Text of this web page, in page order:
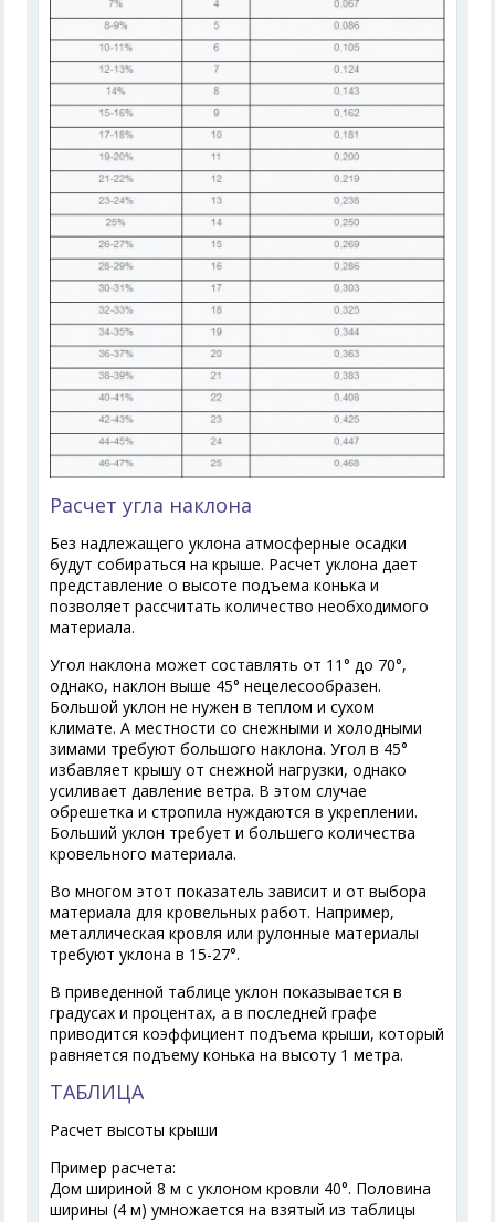
Расчет угла наклона
Без надлежащего уклона атмосферные осадки
будут собираться на крыше. Расчет уклона дает
представление о высоте подъема конька и
позволяет рассчитать количество необходимого
материала.
Угол наклона может составлять от 11° до 70°,
однако, наклон выше 45° нецелесообразен.
Большой уклон не нужен в теплом и сухом
климате. А местности со снежными и холодными
зимами требуют большого наклона. Угол в 45°
избавляет крышу от снежной нагрузки, однако
усиливает давление ветра. В этом случае
обрешетка и стропила нуждаются в укреплении.
Больший уклон требует и большего количества
кровельного материала.
Во многом этот показатель зависит и от выбора
материала для кровельных работ. Например,
металлическая кровля или рулонные материалы
требуют уклона в 15-27°.
В приведенной таблице уклон показывается в
градусах и процентах, а в последней графе
приводится коэффициент подъема крыши, который
равняется подъему конька на высоту 1 метра.
ТАБЛИЦА
Расчет высоты крыши
Пример расчета:
Дом шириной 8 м с уклоном кровли 40°. Половина
ширины (4 м) умножается на взятый из таблицы